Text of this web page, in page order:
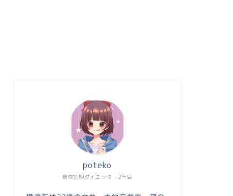
糖質制限ダイエッター2年目
poteko